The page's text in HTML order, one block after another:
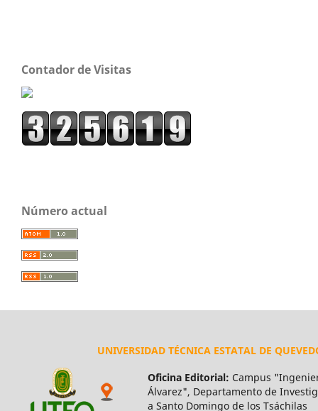
Contador de Visitas
Número actual
UNIVERSIDAD TÉCNICA ESTATAL DE
Oficina Editorial: Campus
Álvarez", Departamento de
a Santo Domingo de los Tsáchilas